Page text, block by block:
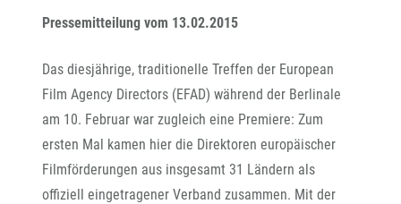
Pressemitteilung vom 13.02.2015
Das diesjährige, traditionelle Treffen der European
Film Agency Directors (EFAD) während der Berlinale
am 10. Februar war zugleich eine Premiere: Zum
ersten Mal kamen hier die Direktoren europäischer
Filmförderungen aus insgesamt 31 Ländern als
offiziell eingetragener Verband zusammen. Mit der